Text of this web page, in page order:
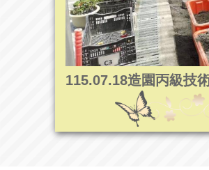
115.07.18造園丙級技